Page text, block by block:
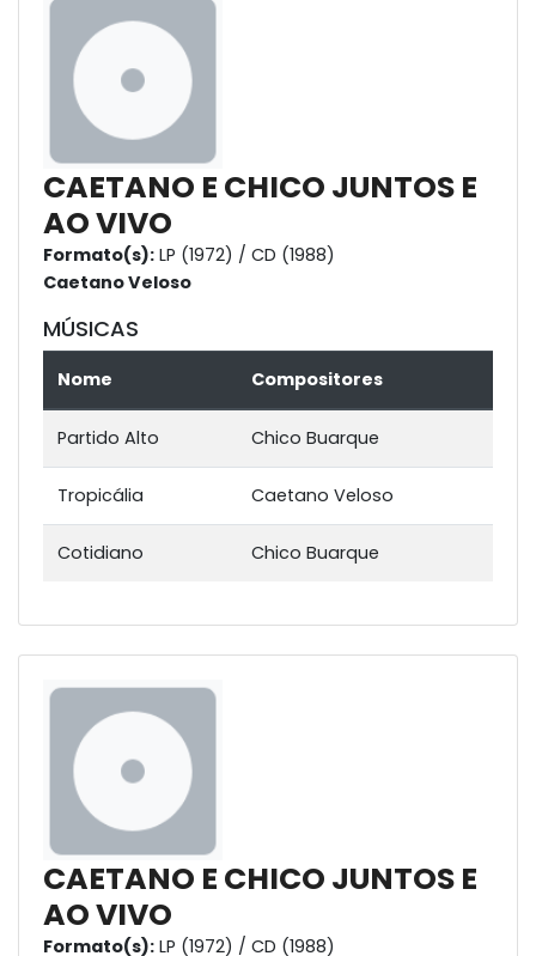
CAETANO E CHICO JUNTOS E
AO VIVO
Formato(s): LP (1972) / CD (1988)
Caetano Veloso
MÚSICAS
Nome Compositores
Partido Alto Chico Buarque
Tropicália Caetano Veloso
Cotidiano Chico Buarque
CAETANO E CHICO JUNTOS E
AO VIVO
Formato(s): LP (1972) / CD (1988)